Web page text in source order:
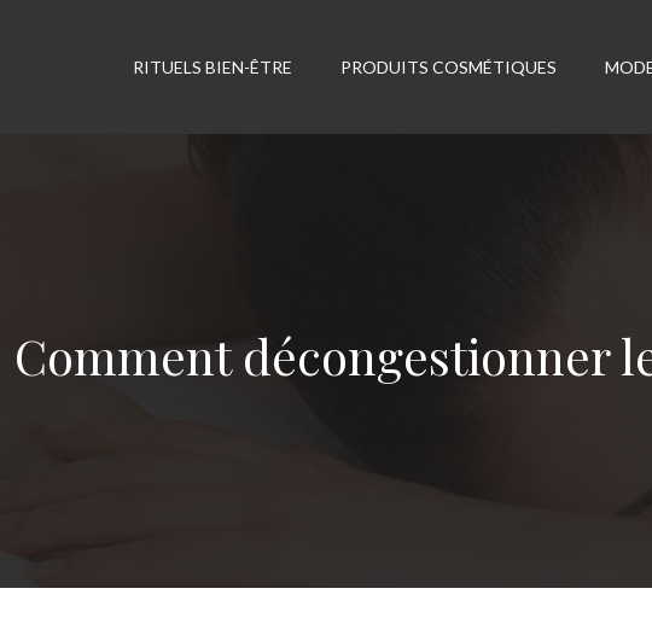
PRODUITS COSMÉTIQUES
RITUELS BIEN-ÊTRE
Comment décongestionner